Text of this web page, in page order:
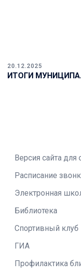
20.12.2025
ИТОГИ
Версия сайта
Расписание
Электронная
Библиотека
Спортивный клуб
ГИА
Профилактика